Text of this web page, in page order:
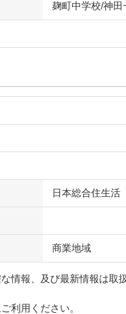
麹町中学校/神
日本総合住生活
商業地域
情報、及び最新情報は取
利用ください。